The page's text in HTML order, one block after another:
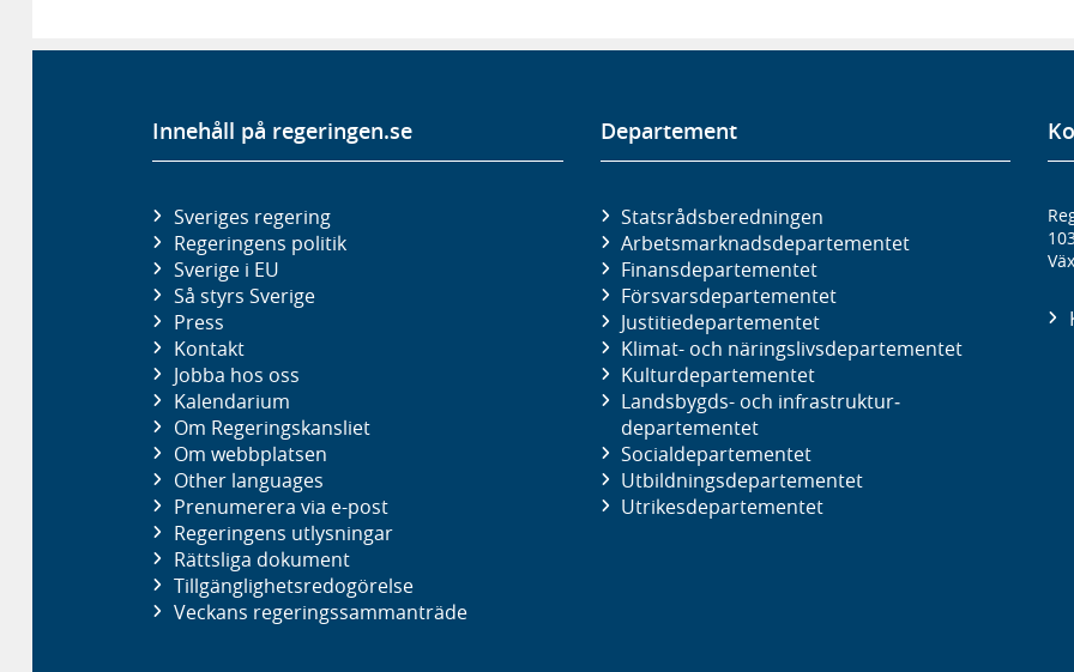
Innehåll på regeringen.se
Sveriges regering
Regeringens politik
Sverige i EU
Så styrs Sverige
Press
Kontakt
Jobba hos oss
Kalendarium
Om Regeringskansliet
Om webbplatsen
Other languages
Prenumerera via e-post
Regeringens utlysningar
Rättsliga dokument
Tillgänglighetsredogörelse
Veckans regeringssammanträde
Departement
Statsrådsberedningen
Arbetsmarknads­departementet
Finans­departementet
Försvars­departementet
Justitie­departementet
Klimat- och näringslivs­departementet
Kultur­departementet
Landsbygds- och infrastruktur­
departementet
Social­departementet
Utbildnings­departementet
Utrikes­departementet